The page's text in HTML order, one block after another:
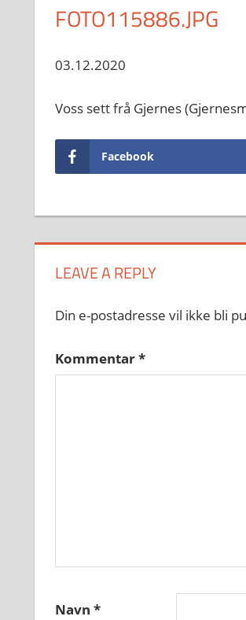
FOTO115886.JPG
03.12.2020
Voss sett frå Gjernes
Facebook
LEAVE A REPLY
Din e-postadresse vil ikke bli
Kommentar*
Navn *